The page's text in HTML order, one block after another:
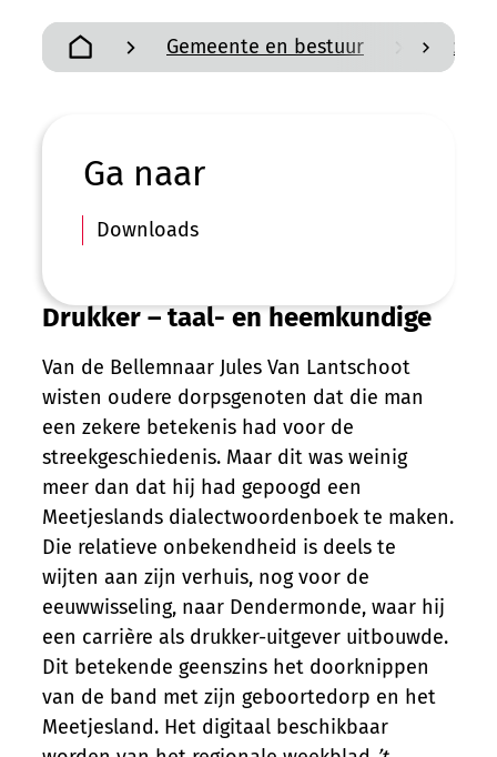
scroll
Startpagina
Gemeente en bestuur
Ga naar
Downloads
Drukker – taal- en heemkundige
Van de Bellemnaar Jules Van Lantschoot
wisten oudere dorpsgenoten dat die man
een zekere betekenis had voor de
streekgeschiedenis. Maar dit was weinig
meer dan dat hij had gepoogd een
Meetjeslands dialectwoordenboek te maken.
Die relatieve onbekendheid is deels te
wijten aan zijn verhuis, nog voor de
eeuwwisseling, naar Dendermonde, waar hij
een carrière als drukker-uitgever uitbouwde.
Dit betekende geenszins het doorknippen
van de band met zijn geboortedorp en het
Meetjesland. Het digitaal beschikbaar